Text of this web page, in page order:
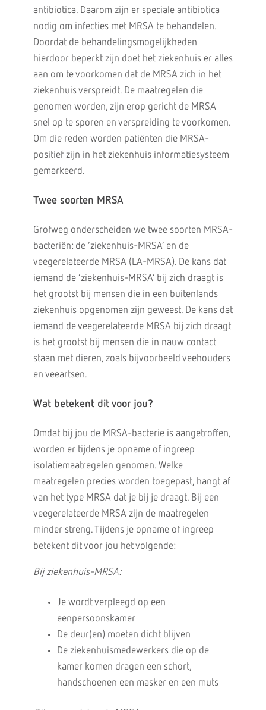
antibiotica. Daarom zijn er speciale antibiotica
nodig om infecties met MRSA te behandelen.
Doordat de behandelingsmogelijkheden
hierdoor beperkt zijn doet het ziekenhuis er alles
aan om te voorkomen dat de MRSA zich in het
ziekenhuis verspreidt. De maatregelen die
genomen worden, zijn erop gericht de MRSA
snel op te sporen en verspreiding te voorkomen.
Om die reden worden patiënten die MRSA-
positief zijn in het ziekenhuis informatiesysteem
gemarkeerd.
Twee soorten MRSA
Grofweg onderscheiden we twee soorten MRSA-
bacteriën: de ‘ziekenhuis-MRSA’ en de
veegerelateerde MRSA (LA-MRSA). De kans dat
iemand de ‘ziekenhuis-MRSA’ bij zich draagt is
het grootst bij mensen die in een buitenlands
ziekenhuis opgenomen zijn geweest. De kans dat
iemand de veegerelateerde MRSA bij zich draagt
is het grootst bij mensen die in nauw contact
staan met dieren, zoals bijvoorbeeld veehouders
en veeartsen.
Wat betekent dit voor jou?
Omdat bij jou de MRSA-bacterie is aangetroffen,
worden er tijdens je opname of ingreep
isolatiemaatregelen genomen. Welke
maatregelen precies worden toegepast, hangt af
van het type MRSA dat je bij je draagt. Bij een
veegerelateerde MRSA zijn de maatregelen
minder streng. Tijdens je opname of ingreep
betekent dit voor jou het volgende:
Bij ziekenhuis-MRSA:
Je wordt verpleegd op een
eenpersoonskamer
De deur(en) moeten dicht blijven
De ziekenhuismedewerkers die op de
kamer komen dragen een schort,
handschoenen een masker en een muts